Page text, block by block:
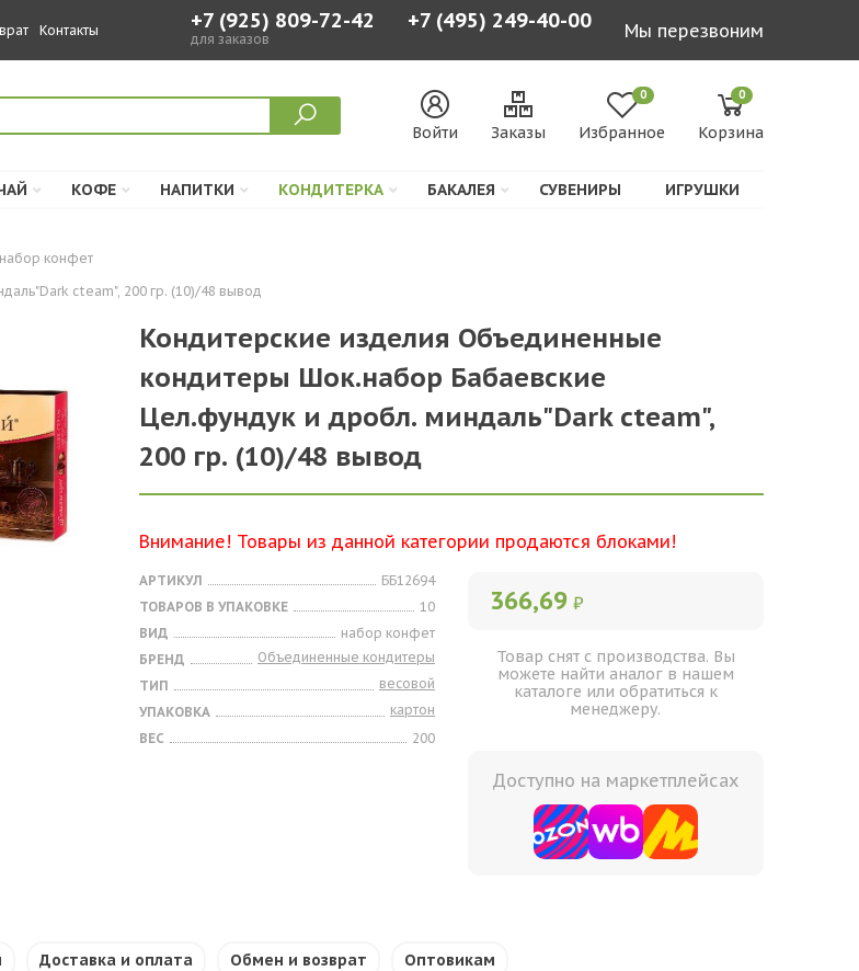
Контакты +7 (925) 809-72-42
для заказов
+7 (495) 249-40-00 Мы перезвоним
Войти Заказы
0
Избранное
0
Корзина
КОФЕ НАПИТКИ КОНДИТЕРКА БАКАЛЕЯ СУВЕНИРЫ ИГРУШКИ
набор конфет
cteam", 200 гр. (10)/48 вывод
Кондитерские изделия Объединенные
кондитеры Шок.набор Бабаевские
Цел.фундук и дробл. миндаль"Dark cteam",
200 гр. (10)/48 вывод
Внимание! Товары из данной категории продаются блоками!
АРТИКУЛ
ББ12694
ТОВАРОВ В УПАКОВКЕ
10
ВИД
набор конфет
БРЕНД
Объединенные кондитеры
ТИП
весовой
УПАКОВКА
картон
ВЕС
200
366,69 ₽
Товар снят с производства. Вы
можете найти аналог в нашем
каталоге или обратиться к
менеджеру.
Доступно на маркетплейсах
Доставка и оплата Обмен и возврат Оптовикам